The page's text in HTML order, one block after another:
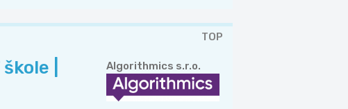
TOP
|
Algorithmics s.r.o.